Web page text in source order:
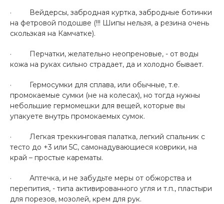
· Вейдерсы, забродная куртка, забродные ботинки
на фетровой подошве (!!! Шипы нельзя, а резина очень
скользкая на Камчатке).
· Перчатки, желательно неопреновые, - от воды
кожа на руках сильно страдает, да и холодно бывает.
· Гермосумки для сплава, или обычные, т.е.
промокаемые сумки (не на колесах), но тогда нужны
небольшие гермомешки для вещей, которые вы
упакуете внутрь промокаемых сумок.
· Легкая треккинговая палатка, легкий спальник с
тесто до +3 или 5С, самонадувающиеся коврики, на
край – простые карематы.
· Аптечка, и не забудьте меры от обжорства и
перепития, - типа активированного угля и т.п., пластыри
для порезов, мозолей, крем для рук.